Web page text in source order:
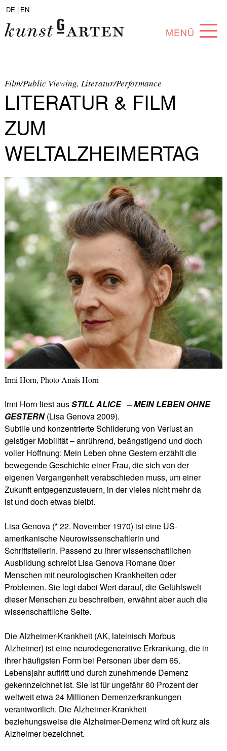
DE | EN
MENÜ
ABOUT
SAMMLUNG
PARTNER*INNEN
ANGEBOTE
Film/Public Viewing, Literatur/Performance
LITERATUR & FILM
ZUM
WELTALZHEIMERTAG
Irmi Horn, Photo Anais Horn
Irmi Horn liest ausSTILL ALICE – MEIN LEBEN OHNE
GESTERN(Lisa Genova 2009).
Subtile und konzentrierte Schilderung von Verlust an
geistiger Mobilität – anrührend, beängstigend und doch
voller Hoffnung: Mein Leben ohne Gestern erzählt die
bewegende Geschichte einer Frau, die sich von der
eigenen Vergangenheit verabschieden muss, um einer
Zukunft entgegenzusteuern, in der vieles nicht mehr da
ist und doch etwas bleibt.
Lisa Genova (* 22. November 1970) ist eine US-
amerikanische Neurowissenschaftlerin und
Schriftstellerin. Passend zu ihrer wissenschaftlichen
Ausbildung schreibt Lisa Genova Romane über
Menschen mit neurologischen Krankheiten oder
Problemen. Sie legt dabei Wert darauf, die Gefühlswelt
dieser Menschen zu beschreiben, erwähnt aber auch die
wissenschaftliche Seite.
Die Alzheimer-Krankheit (AK, lateinisch Morbus
Alzheimer) ist eine neurodegenerative Erkrankung, die in
ihrer häufigsten Form bei Personen über dem 65.
Lebensjahr auftritt und durch zunehmende Demenz
gekennzeichnet ist. Sie ist für ungefähr 60 Prozent der
weltweit etwa 24 Millionen Demenzerkrankungen
verantwortlich. Die Alzheimer-Krankheit
beziehungsweise die Alzheimer-Demenz wird oft kurz als
Alzheimer bezeichnet.